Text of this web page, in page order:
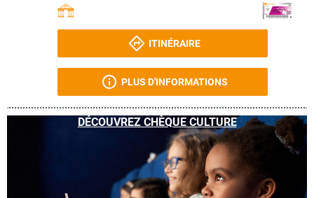
ITINÉRAIRE
PLUS D'INFORMATIONS
DÉCOUVREZ CHÈQUE CULTURE